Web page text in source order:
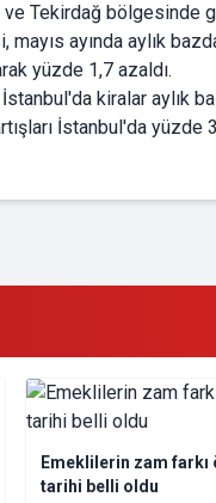
Tekirdağ bölgesinde
mayıs ayında aylık
yüzde 1,7 azaldı.
kiralar aylık
İstanbul'da
Emeklilerin zam farkı
tarihi belli oldu